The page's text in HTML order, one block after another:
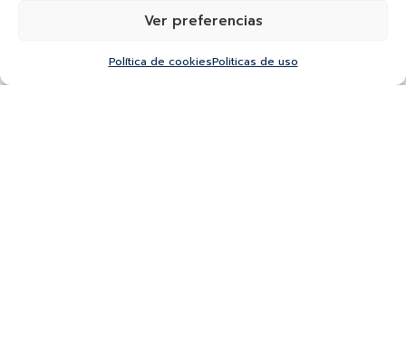
Ver preferencias
Política de cookiesPoliticas de uso